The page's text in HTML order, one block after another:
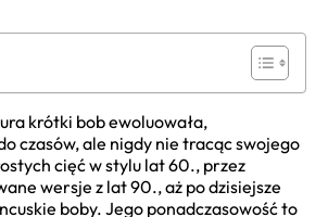
krótki bob ewoluowała,
czasów, ale nigdy nie tracąc swojego
cięć w stylu lat 60., przez
wersje z lat 90., aż po dzisiejsze
boby. Jego ponadczasowość to